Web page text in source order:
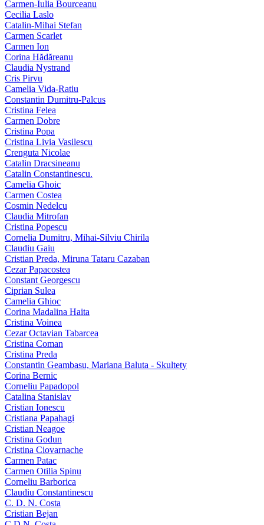
Carmen-Iulia Bourceanu
Cecilia Laslo
Catalin-Mihai Stefan
Carmen Scarlet
Carmen Ion
Corina Hădăreanu
Claudia Nystrand
Cris Pirvu
Camelia Vida-Ratiu
Constantin Dumitru‑Palcus
Cristina Felea
Carmen Dobre
Cristina Popa
Cristina Livia Vasilescu
Crenguta Nicolae
Catalin Dracsineanu
Catalin Constantinescu.
Camelia Ghoic
Carmen Costea
Cosmin Nedelcu
Claudia Mitrofan
Cristina Popescu
Cornelia Dumitru, Mihai‑Silviu Chirila
Claudiu Gaiu
Cristian Preda, Miruna Tataru Cazaban
Cezar Papacostea
Constant Georgescu
Ciprian Sulea
Camelia Ghioc
Corina Madalina Haita
Cristina Voinea
Cezar Octavian Tabarcea
Cristina Coman
Cristina Preda
Constantin Geambasu, Mariana Baluta - Skultety
Corina Bernic
Corneliu Papadopol
Catalina Stanislav
Cristian Ionescu
Cristiana Papahagi
Cristian Neagoe
Cristina Godun
Cristina Ciovarnache
Carmen Patac
Carmen Otilia Spinu
Corneliu Barborica
Claudiu Constantinescu
C. D. N. Costa
Cristian Bejan